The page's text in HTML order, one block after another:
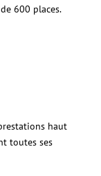
600 places.
haut
toutes ses